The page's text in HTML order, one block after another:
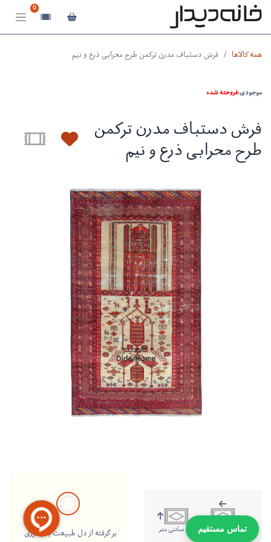
0
همه کالاها فرش دستباف مدرن ترکمن طرح محرابی ذرع و نیم
موجودی:فروخته شده
فرش دستباف مدرن ترکمن
طرح محرابی ذرع و نیم
192 سانتی متر 113 سانتی متر
بر گرفته از دل طبیعت با رنگرزی
تماس مستقیم